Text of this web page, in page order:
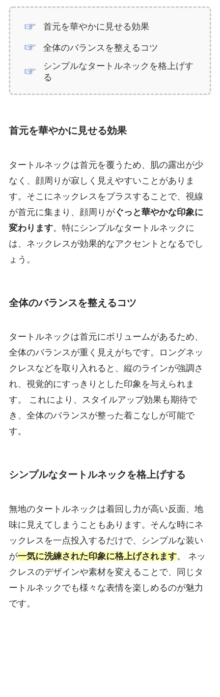
首元を華やかに見せる効果
全体のバランスを整えるコツ
シンプルなタートルネックを格上げす
る
首元を華やかに見せる効果
タートルネックは首元を覆うため、肌の露出が少
なく、顔周りが寂しく見えやすいことがありま
す。そこにネックレスをプラスすることで、視線
が首元に集まり、顔周りがぐっと華やかな印象に
変わります。特にシンプルなタートルネックに
は、ネックレスが効果的なアクセントとなるでし
ょう。
全体のバランスを整えるコツ
タートルネックは首元にボリュームがあるため、
全体のバランスが重く見えがちです。ロングネッ
クレスなどを取り入れると、縦のラインが強調さ
れ、視覚的にすっきりとした印象を与えられま
す。 これにより、スタイルアップ効果も期待で
き、全体のバランスが整った着こなしが可能で
す。
シンプルなタートルネックを格上げする
無地のタートルネックは着回し力が高い反面、地
味に見えてしまうこともあります。そんな時にネ
ックレスを一点投入するだけで、シンプルな装い
が一気に洗練された印象に格上げされます。 ネッ
クレスのデザインや素材を変えることで、同じタ
ートルネックでも様々な表情を楽しめるのが魅力
です。